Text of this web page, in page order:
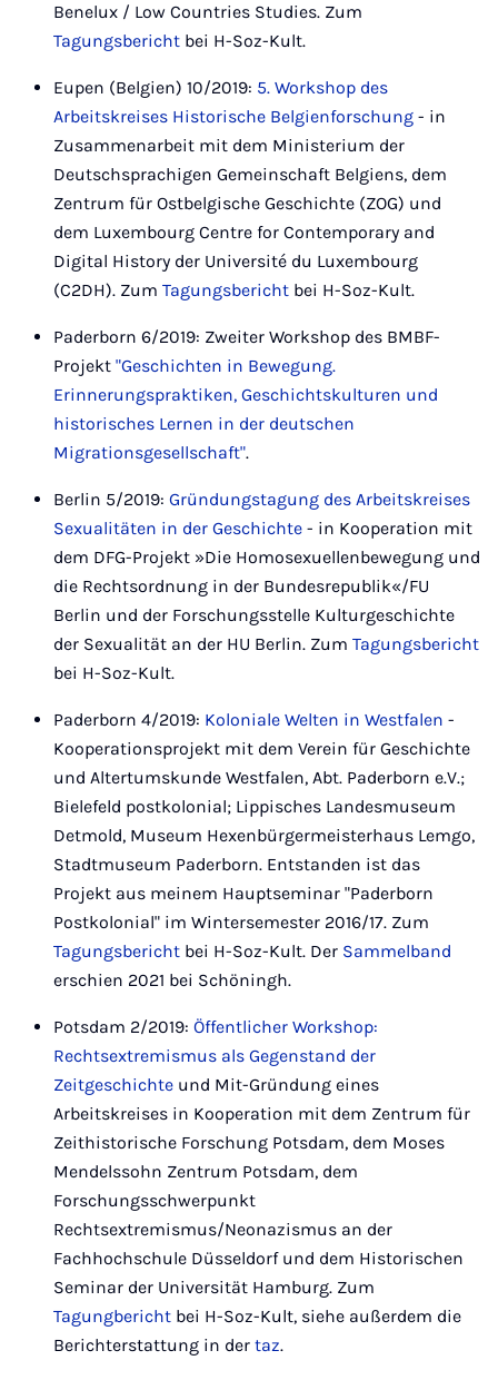
Benelux / Low Countries Studies. Zum
Tagungsbericht bei H-Soz-Kult.
Eupen (Belgien) 10/2019: 5. Workshop des
Arbeitskreises Historische Belgienforschung - in
Zusammenarbeit mit dem Ministerium der
Deutschsprachigen Gemeinschaft Belgiens, dem
Zentrum für Ostbelgische Geschichte (ZOG) und
dem Luxembourg Centre for Contemporary and
Digital History der Université du Luxembourg
(C2DH). Zum Tagungsbericht bei H-Soz-Kult.
Paderborn 6/2019: Zweiter Workshop des BMBF-
Projekt "Geschichten in Bewegung.
Erinnerungspraktiken, Geschichtskulturen und
historisches Lernen in der deutschen
Migrationsgesellschaft".
Berlin 5/2019: Gründungstagung des Arbeitskreises
Sexualitäten in der Geschichte - in Kooperation mit
dem DFG-Projekt »Die Homosexuellenbewegung und
die Rechtsordnung in der Bundesrepublik«/FU
Berlin und der Forschungsstelle Kulturgeschichte
der Sexualität an der HU Berlin. Zum Tagungsbericht
bei H-Soz-Kult.
Paderborn 4/2019: Koloniale Welten in Westfalen -
Kooperationsprojekt mit dem Verein für Geschichte
und Altertumskunde Westfalen, Abt. Paderborn e.V.;
Bielefeld postkolonial; Lippisches Landesmuseum
Detmold, Museum Hexenbürgermeisterhaus Lemgo,
Stadtmuseum Paderborn. Entstanden ist das
Projekt aus meinem Hauptseminar "Paderborn
Postkolonial" im Wintersemester 2016/17. Zum
Tagungsbericht bei H-Soz-Kult. Der Sammelband
erschien 2021 bei Schöningh.
Potsdam 2/2019: Öffentlicher Workshop:
Rechtsextremismus als Gegenstand der
Zeitgeschichte und Mit-Gründung eines
Arbeitskreises in Kooperation mit dem Zentrum für
Zeithistorische Forschung Potsdam, dem Moses
Mendelssohn Zentrum Potsdam, dem
Forschungsschwerpunkt
Rechtsextremismus/Neonazismus an der
Fachhochschule Düsseldorf und dem Historischen
Seminar der Universität Hamburg. Zum
Tagungbericht bei H-Soz-Kult, siehe außerdem die
Berichterstattung in der taz.